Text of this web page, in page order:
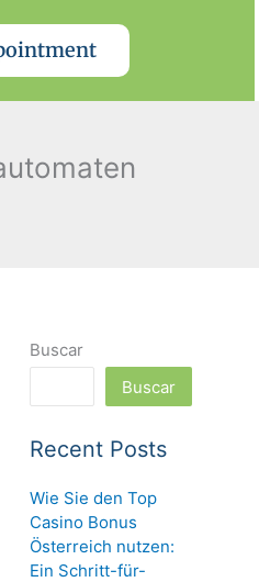
Buscar
Buscar
Recent Posts
Wie Sie den Top
Casino Bonus
Österreich nutzen:
Ein Schritt-für-